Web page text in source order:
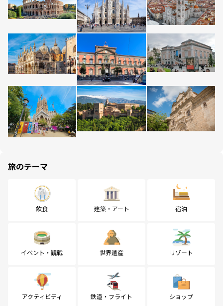
旅のテーマ
飲食 建築・アート 宿泊
イベント・観戦 世界遺産 リゾート
アクティビティ 鉄道・フライト ショップ